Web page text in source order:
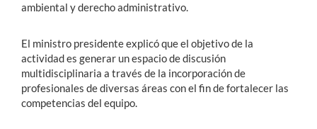
ambiental y derecho administrativo.
El ministro presidente explicó que el objetivo de la
actividad es generar un espacio de discusión
multidisciplinaria a través de la incorporación de
profesionales de diversas áreas con el fin de fortalecer las
competencias del equipo.